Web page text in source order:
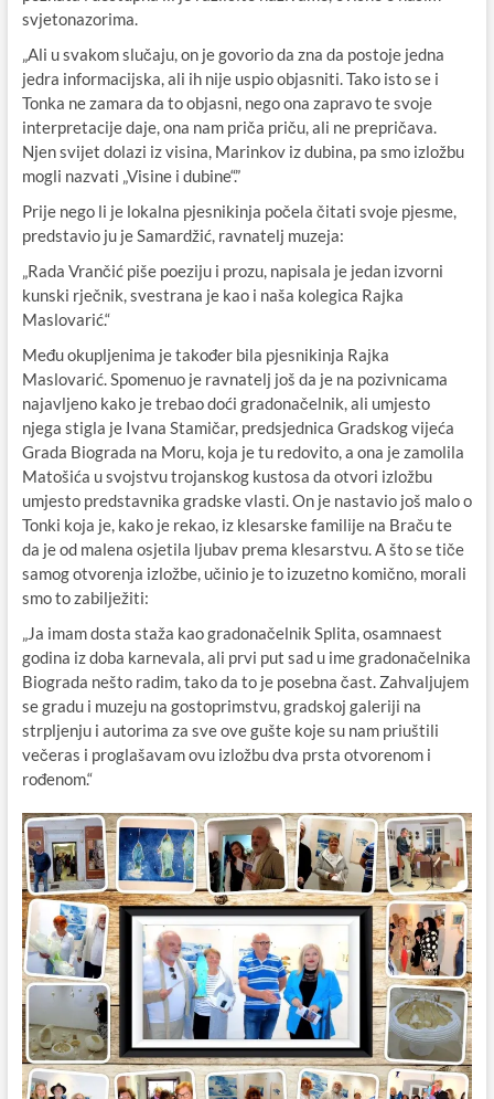
svjetonazorima.
„Ali u svakom slučaju, on je govorio da zna da postoje jedna
jedra informacijska, ali ih nije uspio objasniti. Tako isto se i
Tonka ne zamara da to objasni, nego ona zapravo te svoje
interpretacije daje, ona nam priča priču, ali ne prepričava.
Njen svijet dolazi iz visina, Marinkov iz dubina, pa smo izložbu
mogli nazvati „Visine i dubine“.”
Prije nego li je lokalna pjesnikinja počela čitati svoje pjesme,
predstavio ju je Samardžić, ravnatelj muzeja:
„Rada Vrančić piše poeziju i prozu, napisala je jedan izvorni
kunski rječnik, svestrana je kao i naša kolegica Rajka
Maslovarić.“
Među okupljenima je također bila pjesnikinja Rajka
Maslovarić. Spomenuo je ravnatelj još da je na pozivnicama
najavljeno kako je trebao doći gradonačelnik, ali umjesto
njega stigla je Ivana Stamičar, predsjednica Gradskog vijeća
Grada Biograda na Moru, koja je tu redovito, a ona je zamolila
Matošića u svojstvu trojanskog kustosa da otvori izložbu
umjesto predstavnika gradske vlasti. On je nastavio još malo o
Tonki koja je, kako je rekao, iz klesarske familije na Braču te
da je od malena osjetila ljubav prema klesarstvu. A što se tiče
samog otvorenja izložbe, učinio je to izuzetno komično, morali
smo to zabilježiti:
„Ja imam dosta staža kao gradonačelnik Splita, osamnaest
godina iz doba karnevala, ali prvi put sad u ime gradonačelnika
Biograda nešto radim, tako da to je posebna čast. Zahvaljujem
se gradu i muzeju na gostoprimstvu, gradskoj galeriji na
strpljenju i autorima za sve ove gušte koje su nam priuštili
večeras i proglašavam ovu izložbu dva prsta otvorenom i
rođenom.“